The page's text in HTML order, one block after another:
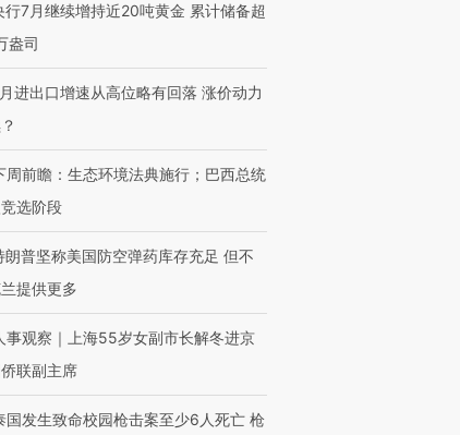
行7月继续增持近20吨黄金 累计储备超
盎司
进出口增速从高位略有回落 涨价动力
周前瞻：生态环境法典施行；巴西总统
选阶段
朗普坚称美国防空弹药库存充足 但不
提供更多
事观察｜上海55岁女副市长解冬进京
联副主席
国发生致命校园枪击案至少6人死亡 枪